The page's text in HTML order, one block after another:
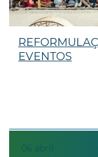
06 abril
EVENTOS